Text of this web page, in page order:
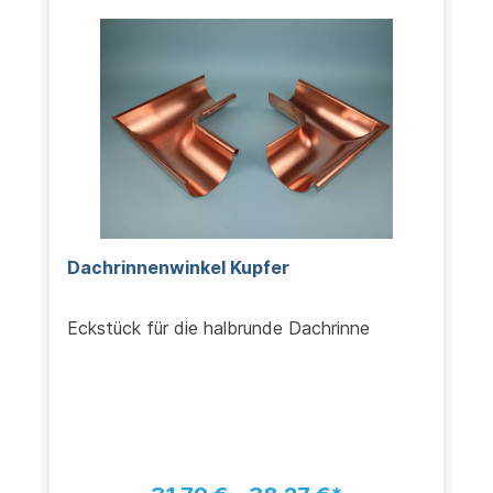
Dachrinnenwinkel Kupfer
Eckstück für die halbrunde Dachrinne